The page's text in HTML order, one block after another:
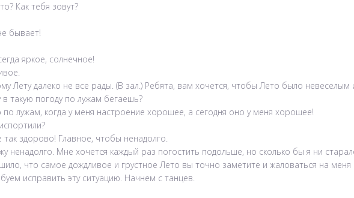
Как тебя зовут?
бывает!
яркое, солнечное!
Лету далеко не все рады. (В зал.) Ребята, вам хочется, чтобы Лето было невеселым
такую погоду по лужам бегаешь?
лужам, когда у меня настроение хорошее, а сегодня оно у меня хорошее!
здорово! Главное, чтобы ненадолго.
ненадолго. Мне хочется каждый раз погостить подольше, но сколько бы я ни
что самое дождливое и грустное Лето вы точно заметите и жаловаться на меня
исправить эту ситуацию. Начнем с танцев.